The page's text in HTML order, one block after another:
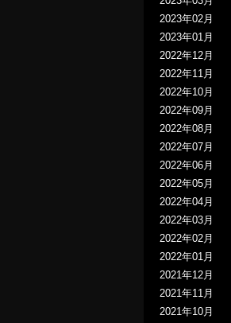
2023年02月
2023年01月
2022年12月
2022年11月
2022年10月
2022年09月
2022年08月
2022年07月
2022年06月
2022年05月
2022年04月
2022年03月
2022年02月
2022年01月
2021年12月
2021年11月
2021年10月